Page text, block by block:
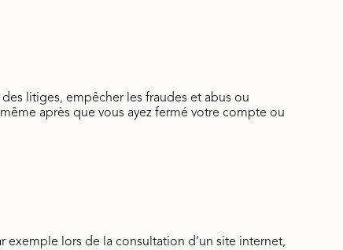
litiges, empêcher les fraudes et abus ou
après que vous ayez fermé votre compte ou
lors de la consultation d’un site internet,